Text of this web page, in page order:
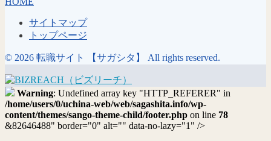
サイトマップ
トップページ
© 2026 転職サイト 【サガシタ】 All rights reserved.
Warning: Undefined array key "HTTP_REFERER" in
/home/users/0/uchina-web/web/sagashita.info/wp-
content/themes/sango-theme-child/footer.php on line 78
&82646488" border="0" alt="" data-no-lazy="1" />